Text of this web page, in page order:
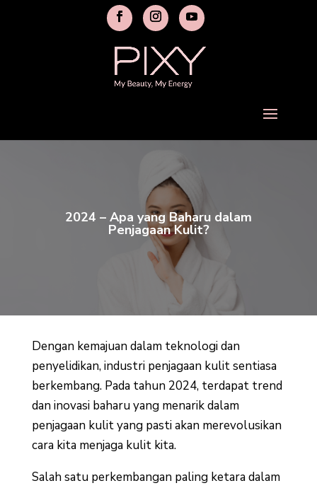
2024 – Apa yang Baharu dalam
Penjagaan Kulit?
Dengan kemajuan dalam teknologi dan
penyelidikan, industri penjagaan kulit sentiasa
berkembang. Pada tahun 2024, terdapat trend
dan inovasi baharu yang menarik dalam
penjagaan kulit yang pasti akan merevolusikan
cara kita menjaga kulit kita.
Salah satu perkembangan paling ketara dalam